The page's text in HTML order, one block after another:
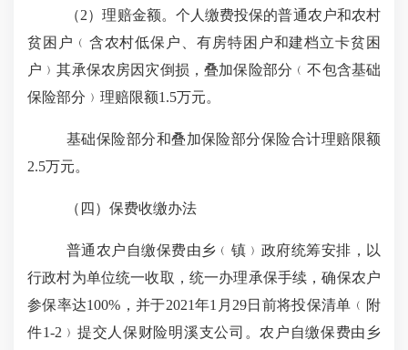
（2）理赔金额。个人缴费投保的普通农户和农村
贫困户 ﹙ 含农村低保户、有房特困户和建档立卡贫困
户 ﹚其承保农房因灾倒损，叠加保险部分 ﹙不包含基础
保险部分 ﹚ 理赔限额1.5万元。
基础保险部分和叠加保险部分保险合计理赔限额
2.5万元。
（四）保费收缴办法
普通农户自缴保费由乡 ﹙ 镇 ﹚ 政府统筹安排，以
行政村为单位统一收取，统一办理承保手续，确保农户
参保率达100% ，并于2021年1 月 29日前将投保清单 ﹙ 附
件1-2 ﹚提交人保财险明溪支公司。农户自缴保费由乡